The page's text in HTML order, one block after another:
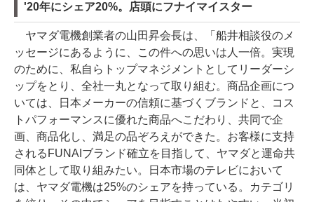
'20年にシェア20%。店頭にフナイマイスター
ヤマダ電機創業者の山田昇会長は、「船井相談役のメ
ッセージにあるように、この件への思いは人一倍。実現
のために、私自らトップマネジメントとしてリーダーシ
ップをとり、全社一丸となって取り組む。商品企画につ
いては、日本メーカーの信頼に基づくブランドと、コス
トパフォーマンスに優れた商品へこだわり、共同で企
画、商品化し、満足の品ぞろえができた。お客様に支持
されるFUNAIブランド確立を目指して、ヤマダと運命共
同体として取り組みたい。日本市場のテレビにおいて
は、ヤマダ電機は25%のシェアを持っている。カテゴリ